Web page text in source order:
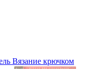
Вязание крючком